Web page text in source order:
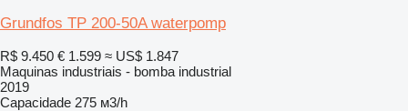
Grundfos TP 200-50A waterpomp
R$ 9.450 € 1.599 ≈ US$ 1.847
Maquinas industriais - bomba industrial
2019
Capacidade 275 м3/h